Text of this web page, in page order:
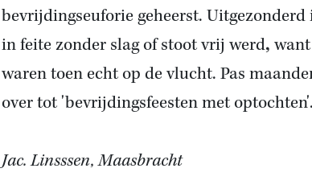
bevrijdingseuforie geheerst.
in feite zonder slag of stoot vrij werd,
waren toen echt op de vlucht. Pas
over tot 'bevrijdingsfeesten met optochten'.
Jac. Linsssen, Maasbracht